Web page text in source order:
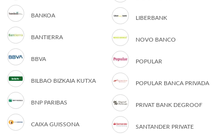
BANKOA
BANTIERRA
BBVA
BILBAO BIZKAIA KUTXA
BNP PARIBAS
CAIXA GUISSONA
LIBERBANK
NOVO BANCO
POPULAR
POPULAR BANCA PRIVADA
PRIVAT BANK DEGROOF
SANTANDER PRIVATE